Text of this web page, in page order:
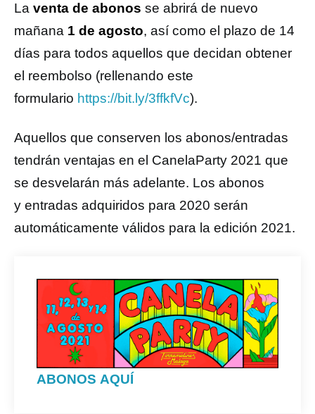
La venta de abonos se abrirá de nuevo
mañana 1 de agosto, así como el plazo de 14
días para todos aquellos que decidan obtener
el reembolso (rellenando este
formulario https://bit.ly/3ffkfVc).
Aquellos que conserven los abonos/entradas
tendrán ventajas en el CanelaParty 2021 que
se desvelarán más adelante. Los abonos
y entradas adquiridos para 2020 serán
automáticamente válidos para la edición 2021.
ABONOS AQUÍ